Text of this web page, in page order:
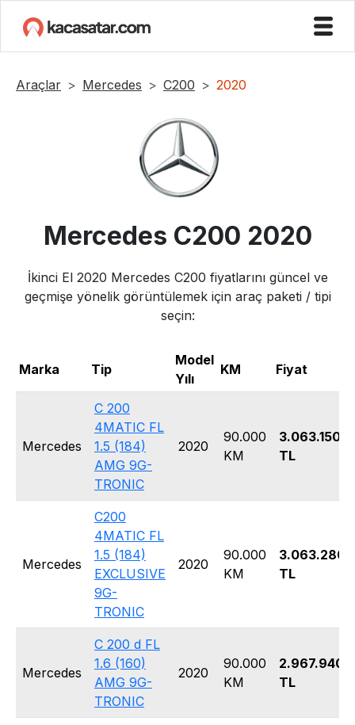
Araçlar Mercedes C200 2020
Mercedes C200 2020
İkinci El 2020 Mercedes C200 fiyatlarını güncel ve
geçmişe yönelik görüntülemek için araç paketi / tipi
seçin:
Marka Tip
Model
Yılı
KM Fiyat
Mercedes
C 200
4MATIC FL
1.5 (184)
AMG 9G-
TRONIC
2020
90.000
KM
3.063.150
TL
Mercedes
C200
4MATIC FL
1.5 (184)
EXCLUSIVE
9G-
TRONIC
2020
90.000
KM
3.063.280
TL
Mercedes
C 200 d FL
1.6 (160)
AMG 9G-
TRONIC
2020
90.000
KM
2.967.940
TL